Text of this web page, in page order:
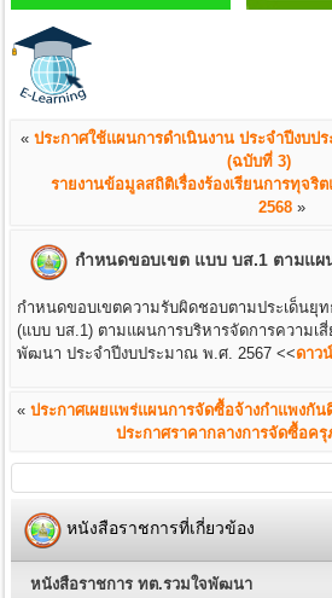
«ประกาศใช้แผนการดำเนินงาน ประจำปีงบป
(ฉบับที่ 3)
รายงานข้อมูลสถิติเรื่องร้องเรียนการทุจริ
2568 »
กำหนดขอบเขต แบบ บส.1 ตามแผ
กำหนดขอบเขตความรับผิดชอบตามประเด็นยุ
(แบบ บส.1) ตามแผนการบริหารจัดการความเสี่
พัฒนา ประจำปีงบประมาณ พ.ศ. 2567<<ดาว
«ประกาศเผยแพร่แผนการจัดซื้อจ้างกำแพงกั
ประกาศราคากลางการจัดซื้อ
หนังสือราชการที่เกี่ยวข้อง
หนังสือราชการ ทต.รวมใจพัฒนา